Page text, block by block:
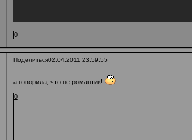
0
Поделиться02.04.2011 23:59:55
а говорила, что не романтик!
0